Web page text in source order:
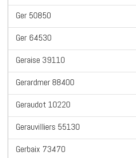
Ger 50850
Ger 64530
Geraise 39110
Gerardmer 88400
Geraudot 10220
Gerauvilliers 55130
Gerbaix 73470